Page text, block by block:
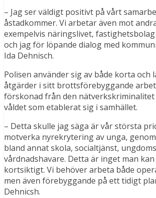
– Jag ser väldigt positivt på vårt
åstadkommer. Vi arbetar även mot
exempelvis näringslivet,
och jag för löpande dialog med
Ida Dehnisch.
Polisen använder sig av både korta och
åtgärder i sitt brottsförebyggande
förskonad från den nätverkskriminalitet
våldet som etablerat sig i samhället.
– Detta skulle jag säga är vår största
motverka nyrekrytering av unga,
bland annat skola, socialtjänst,
vårdnadshavare. Detta är inget man
kortsiktigt. Vi behöver arbeta både
men även förebyggande på ett tidigt
Dehnicsh.